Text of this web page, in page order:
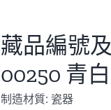
藏品編號
00250 青
制造材質: 瓷器